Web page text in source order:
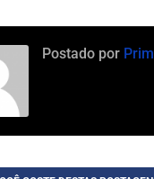
Postado por